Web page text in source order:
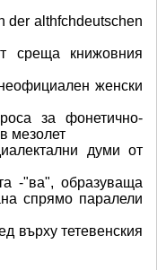
der althfchdeutschen
среща книжовния
женски
за фонетично-
мезолет
думи от
-"ва", образуваща
спрямо паралели
върху тетевенския